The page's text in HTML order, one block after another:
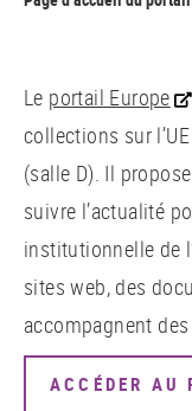
Le portail Europe
collections sur
(salle D). Il
suivre l’actualité
institutionnelle de
sites web, des
accompagnent
ACCÉDER AU